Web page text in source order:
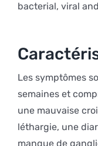
bacterial, viral
Les symptômes
semaines et
une mauvaise
léthargie, une
manque de